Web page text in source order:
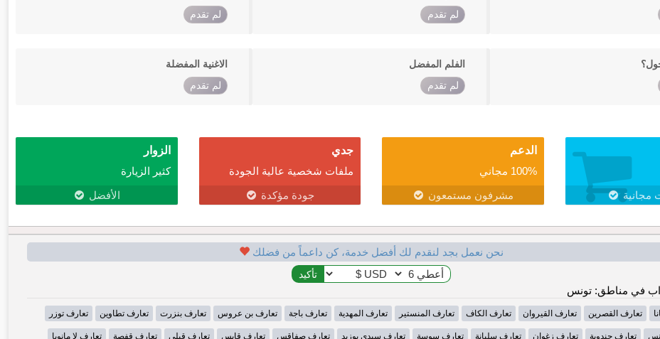
لم تقدم لم تقدم
الفلم المفضل
لم تقدم
الاغنية المفضلة
لم تقدم
مجانية
الدعم
100% مجاني
مشرفون مستمعون
جدي
ملفات شخصية عالية الجودة
جودة مؤكدة
الزوار
كثير الزيارة
الأفضل
نحن نعمل بجد لنقدم لك أفضل خدمة، كن داعماً من فضلك
في مناطق: تونس
تعارف القصرين تعارف القيروان تعارف الكاف تعارف المنستير تعارف المهدية تعارف باجة تعارف بن عروس تعارف بنزرت تعارف تطاوين تعارف توزر
تعارف جندوبة تعارف زغوان تعارف سليانة تعارف سوسة تعارف سيدي بوزيد تعارف صفاقس تعارف قابس تعارف قبلي تعارف قفصة تعارف لا مانوبا